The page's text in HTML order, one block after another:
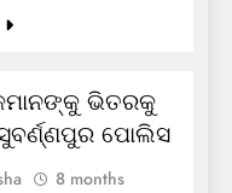
ଭିତରକୁ
ସୁବର୍ଣ୍ଣପୁର ପୋଲିସ
8 months